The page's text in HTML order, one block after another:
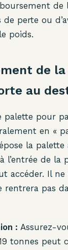
de
perte ou
poids.
de
au
palette pour
en «
la palette
l’entrée de la
accéder. Il
rentrera pas
: Assurez-
tonnes peut